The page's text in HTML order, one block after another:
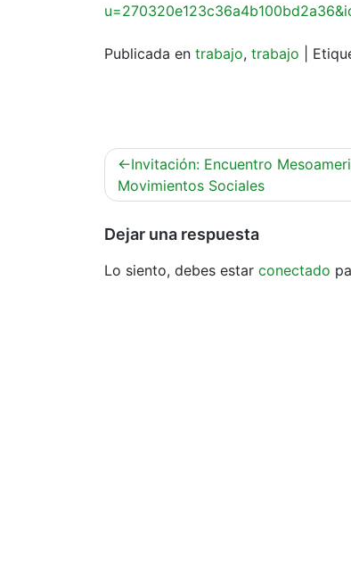
Publicada en trabajo, trabajo
Navegación
de
Invitación: Encuentro
Movimientos Sociales
Dejar una respuesta
Lo siento, debes estar conectado